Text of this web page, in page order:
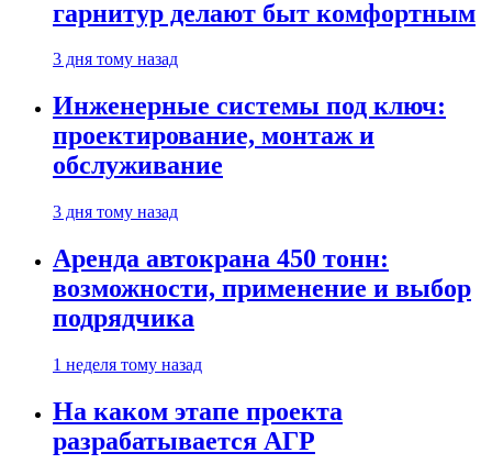
гарнитур делают быт комфортным
3 дня тому назад
Инженерные системы под ключ:
проектирование, монтаж и
обслуживание
3 дня тому назад
Аренда автокрана 450 тонн:
возможности, применение и выбор
подрядчика
1 неделя тому назад
На каком этапе проекта
разрабатывается АГР